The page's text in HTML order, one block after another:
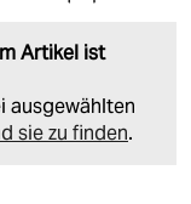
Artikel ist
ausgewählten
sie zu finden.